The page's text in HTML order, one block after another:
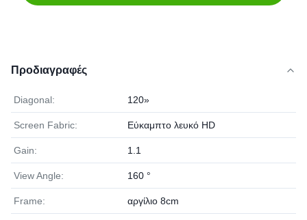
Προδιαγραφές
Diagonal: 120»
Screen Fabric: Εύκαμπτο λευκό HD
Gain: 1.1
View Angle: 160 °
Frame: αργίλιο 8cm